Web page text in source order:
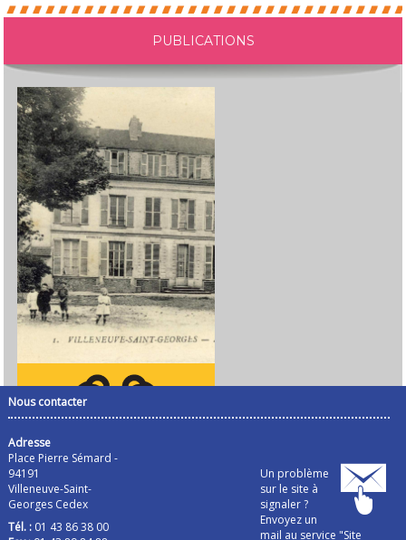
PUBLICATIONS
Nous contacter
Adresse
Place Pierre Sémard -
94191
Villeneuve-Saint-
Georges Cedex
Tél. :01 43 86 38 00
Un problème
sur le site à
signaler ?
Envoyez un
mail au service "Site